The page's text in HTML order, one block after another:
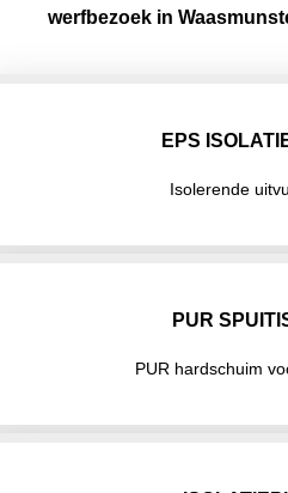
werfbezoek in
EPS
Isolerende
PUR
PUR hardschuim